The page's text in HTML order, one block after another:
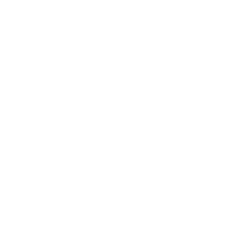
ombros. Não deixaria aquele monstro levar sua